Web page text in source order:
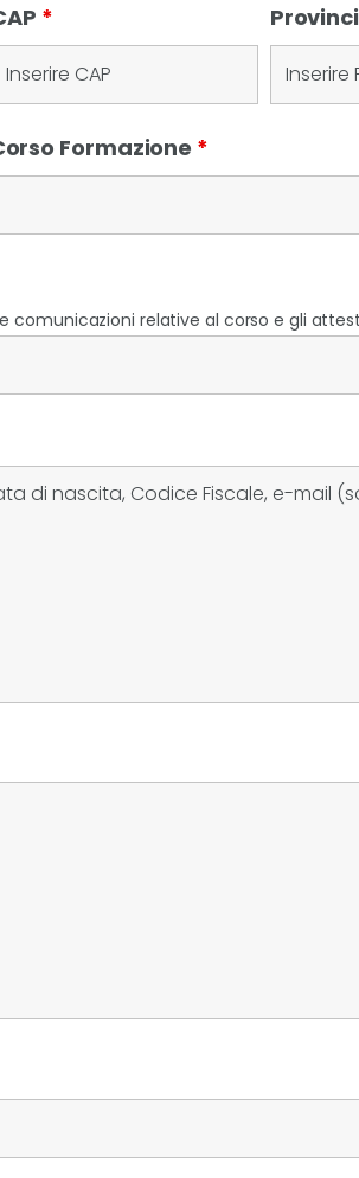
*
Formazione *
comunicazioni relative al corso e gli